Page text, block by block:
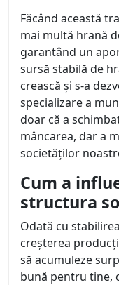
Făcând această
mai multă hrană
garantând un
sursă stabilă de
crească și s-a
specializare a
doar că a
mâncarea, dar a
societăților
Cum a
structura
Odată cu
creșterea
să acumuleze
bună pentru tine,